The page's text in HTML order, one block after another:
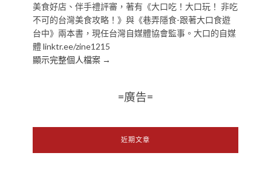
美食好店、伴手禮評審，著有《大口吃！大口玩！ 非吃
不可的台灣美食攻略！》與《巷弄隱食-跟著大口食遊
台中》兩本書，現任台灣自媒體協會監事。大口的自媒
體 linktr.ee/zine1215
顯示完整個人檔案 →
=廣告=
近期文章